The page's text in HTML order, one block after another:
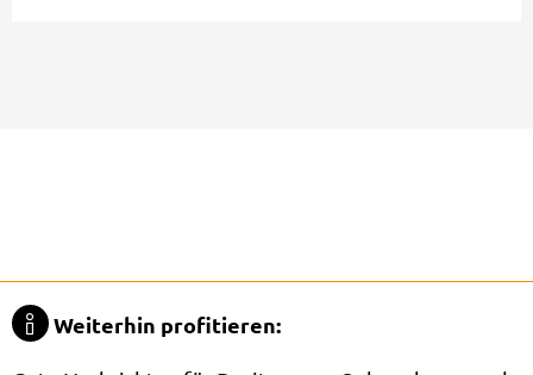
Weiterhin profitieren: